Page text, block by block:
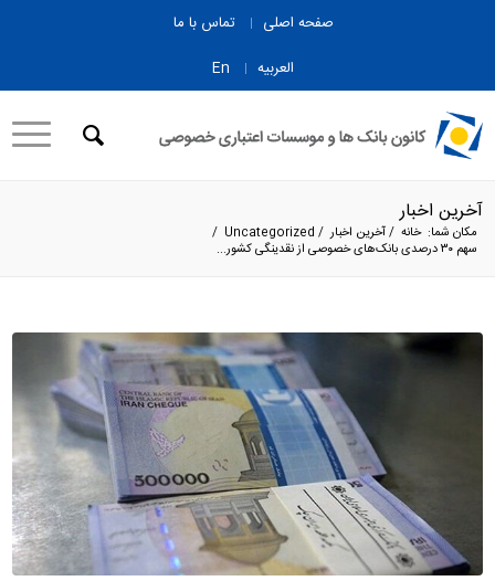
صفحه اصلی
تماس با ما
العربیه
En
آخرین اخبار
مکان شما: خانه /آخرین اخبار /
Uncategorized
/
سهم ۳۰ درصدی بانک‌های خصوصی از نقدینگی کشور...